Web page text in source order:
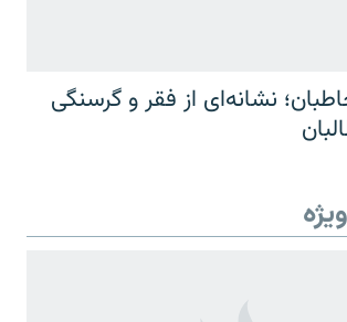
نشانه‌ای از فقر و گرسنگی